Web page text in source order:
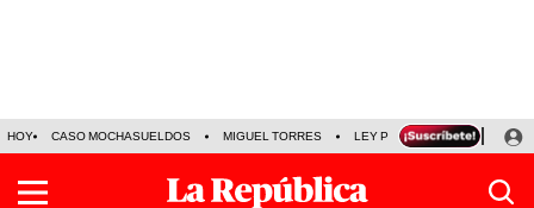
HOY CASO MOCHASUELDOS MIGUEL TORRES LEY PULPÍN PRECIO DEL